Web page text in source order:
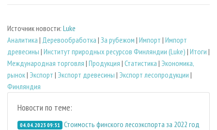
Источник новости: Luke
Аналитика | Деревообработка | За рубежом | Импорт | Импорт
древесины | Институт природных ресурсов Финляндии (Luke) | Итоги |
Международная торговля | Продукция | Статистика | Экономика,
рынок| Экспорт | Экспорт древесины | Экспорт лесопродукции |
Финляндия
Новости по теме:
04.04.2023 09:51 Стоимость финского лесоэкспорта за 2022 год